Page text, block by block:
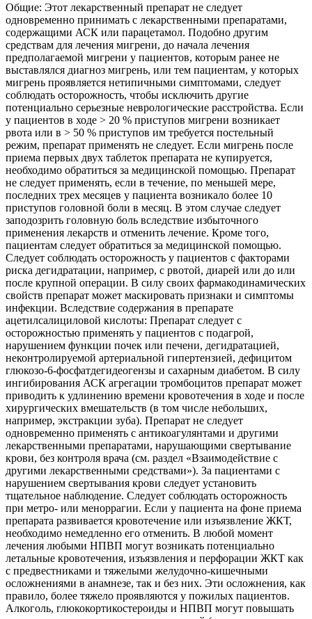
Общие: Этот лекарственный препарат не следует
одновременно принимать с лекарственными препаратами,
содержащими АСК или парацетамол. Подобно другим
средствам для лечения мигрени, до начала лечения
предполагаемой мигрени у пациентов, которым ранее не
выставлялся диагноз мигрень, или тем пациентам, у которых
мигрень проявляется нетипичными симптомами, следует
соблюдать осторожность, чтобы исключить другие
потенциально серьезные неврологические расстройства. Если
у пациентов в ходе > 20 % приступов мигрени возникает
рвота или в > 50 % приступов им требуется постельный
режим, препарат применять не следует. Если мигрень после
приема первых двух таблеток препарата не купируется,
необходимо обратиться за медицинской помощью. Препарат
не следует применять, если в течение, по меньшей мере,
последних трех месяцев у пациента возникало более 10
приступов головной боли в месяц. В этом случае следует
заподозрить головную боль вследствие избыточного
применения лекарств и отменить лечение. Кроме того,
пациентам следует обратиться за медицинской помощью.
Следует соблюдать осторожность у пациентов с факторами
риска дегидратации, например, с рвотой, диарей или до или
после крупной операции. В силу своих фармакодинамических
свойств препарат может маскировать признаки и симптомы
инфекции. Вследствие содержания в препарате
ацетилсалициловой кислоты: Препарат следует с
осторожностью применять у пациентов с подагрой,
нарушением функции почек или печени, дегидратацией,
неконтролируемой артериальной гипертензией, дефицитом
глюкозо-6-фосфатдегидеогензы и сахарным диабетом. В силу
ингибирования АСК агрегации тромбоцитов препарат может
приводить к удлинению времени кровотечения в ходе и после
хирургических вмешательств (в том числе небольших,
например, экстракции зуба). Препарат не следует
одновременно применять с антикоагулянтами и другими
лекарственными препаратами, нарушающими свертывание
крови, без контроля врача (см. раздел «Взаимодействие с
другими лекарственными средствами»). За пациентами с
нарушением свертывания крови следует установить
тщательное наблюдение. Следует соблюдать осторожность
при метро- или меноррагии. Если у пациента на фоне приема
препарата развивается кровотечение или изъязвление ЖКТ,
необходимо немедленно его отменить. В любой момент
лечения любыми НПВП могут возникать потенциально
летальные кровотечения, изъязвления и перфорации ЖКТ как
с предвестниками и тяжелыми желудочно-кишечными
осложнениями в анамнезе, так и без них. Эти осложнения, как
правило, более тяжело проявляются у пожилых пациентов.
Алкоголь, глюкокортикостероиды и НПВП могут повышать